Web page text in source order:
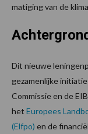
matiging van de
Dit nieuwe
gezamenlijke
Commissie en de
het Europees
(Elfpo) en de